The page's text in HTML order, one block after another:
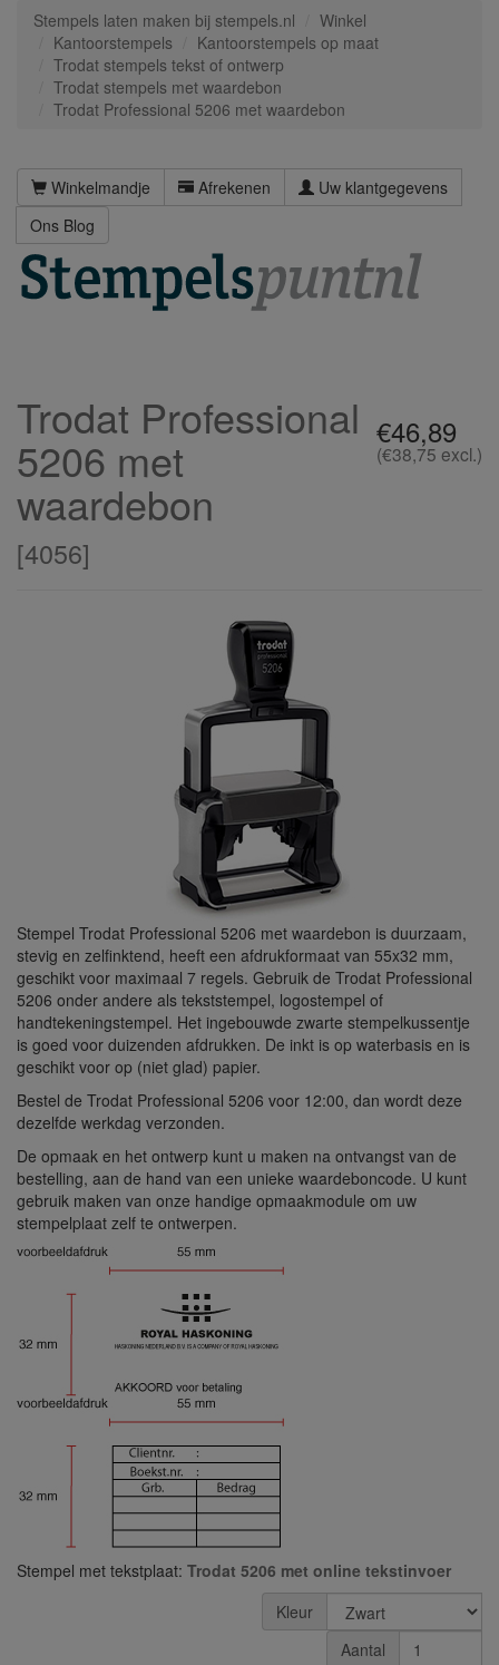
Stempels laten maken bij stempels.nl
Winkel
Kantoorstempels
Kantoorstempels op maat
Trodat stempels tekst of ontwerp
Trodat stempels met waardebon
Trodat Professional 5206 met waardebon
Winkelmandje Afrekenen
Uw klantgegevens
Ons Blog
€46,89
(€38,75 excl.)
Trodat Professional
5206 met
waardebon
[4056]
Stempel Trodat Professional 5206 met waardebon is duurzaam,
stevig en zelfinktend, heeft een afdrukformaat van 55x32 mm,
geschikt voor maximaal 7 regels. Gebruik de Trodat Professional
5206 onder andere als tekststempel, logostempel of
handtekeningstempel. Het ingebouwde zwarte stempelkussentje
is goed voor duizenden afdrukken. De inkt is op waterbasis en is
geschikt voor op (niet glad) papier.
Bestel de Trodat Professional 5206 voor 12:00, dan wordt deze
dezelfde werkdag verzonden.
De opmaak en het ontwerp kunt u maken na ontvangst van de
bestelling, aan de hand van een unieke waardeboncode. U kunt
gebruik maken van onze handige opmaakmodule om uw
stempelplaat zelf te ontwerpen.
Stempel met tekstplaat: Trodat 5206 met online tekstinvoer
Kleur
Aantal